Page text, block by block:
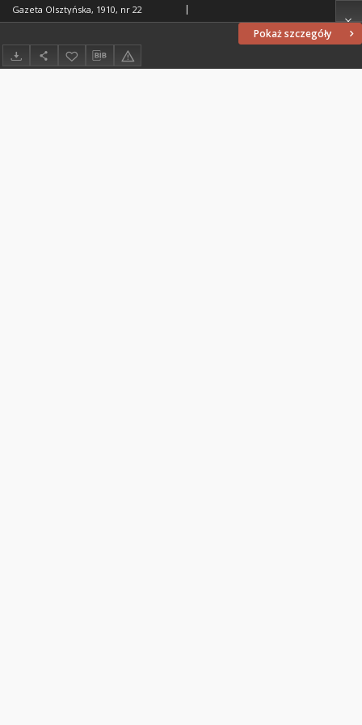
Pokaż szczegóły
Gazeta Olsztyńska, 1910, nr 22